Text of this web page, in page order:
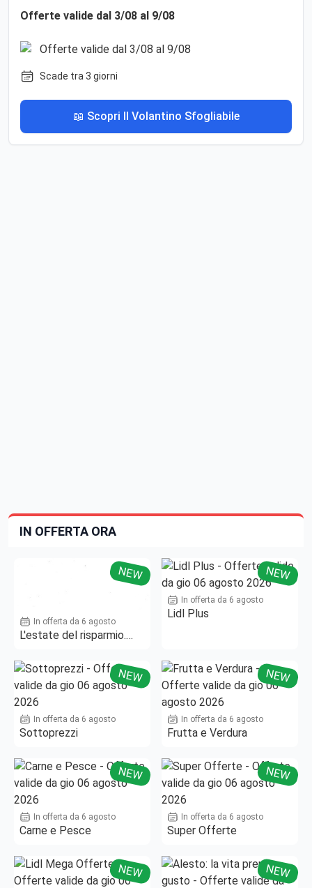
Offerte valide dal 3/08 al 9/08
Scade tra 3 giorni
📖 Scopri Il Volantino Sfogliabile
IN OFFERTA ORA
NEW
In offerta da 6 agosto
L'estate del risparmio.
NEW
In offerta da 6 agosto
Lidl Plus
NEW
In offerta da 6 agosto
Sottoprezzi
NEW
In offerta da 6 agosto
Frutta e Verdura
NEW
In offerta da 6 agosto
Carne e Pesce
NEW
In offerta da 6 agosto
Super Offerte
NEW NEW